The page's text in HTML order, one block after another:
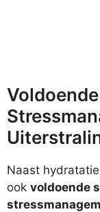
Naast
ook voldoende